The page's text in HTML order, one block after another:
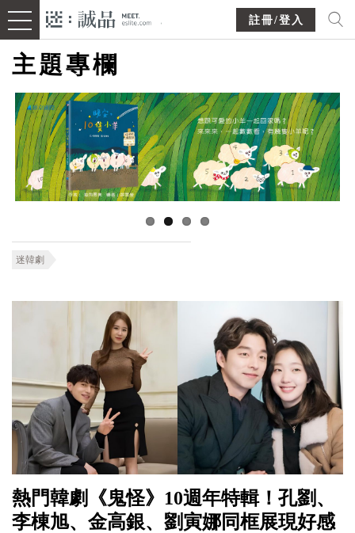
註冊/登入
主題專欄
迷韓劇
熱門韓劇《鬼怪》10週年特輯！孔劉、
李棟旭、金高銀、劉寅娜同框展現好感